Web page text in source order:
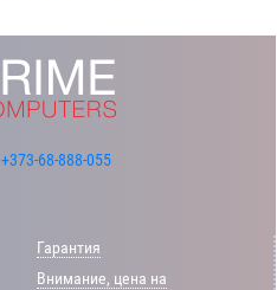
+373-68-888-055
Гарантия
Внимание, цена на